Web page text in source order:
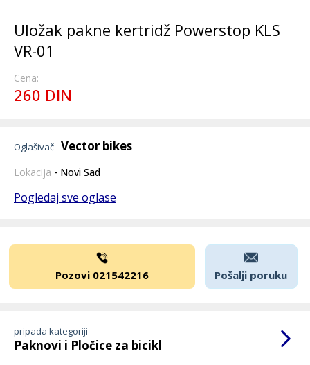
Uložak pakne kertridž Powerstop KLS
VR-01
Cena:
260 DIN
Oglašivač -Vector bikes
Lokacija - Novi Sad
Pogledaj sve oglase
Pozovi 021542216 Pošalji poruku
pripada kategoriji -
Paknovi i Pločice za bicikl